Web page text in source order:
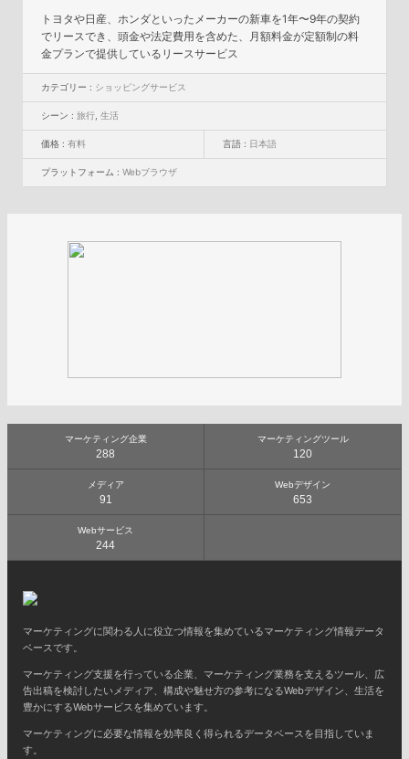
トヨタや日産、ホンダといったメーカーの新車を1年〜9年の契約
でリースでき、頭金や法定費用を含めた、月額料金が定額制の料
金プランで提供しているリースサービス
カテゴリー : ショッピングサービス
シーン :旅行 ,生活
価格 :有料 言語 : 日本語
プラットフォーム :Webブラウザ
マーケティング企業
288
マーケティングツール
120
メディア
91
Webデザイン
653
Webサービス
244
マーケティングに関わる人に役立つ情報を集めているマーケティング情報データ
ベースです。
マーケティング支援を行っている企業、マーケティング業務を支えるツール、広
告出稿を検討したいメディア、構成や魅せ方の参考になるWebデザイン、生活を
豊かにするWebサービスを集めています。
マーケティングに必要な情報を効率良く得られるデータベースを目指していま
す。